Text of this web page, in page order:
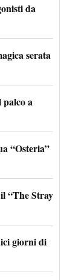
da
serata
palco a
“Osteria”
“The Stray
giorni di